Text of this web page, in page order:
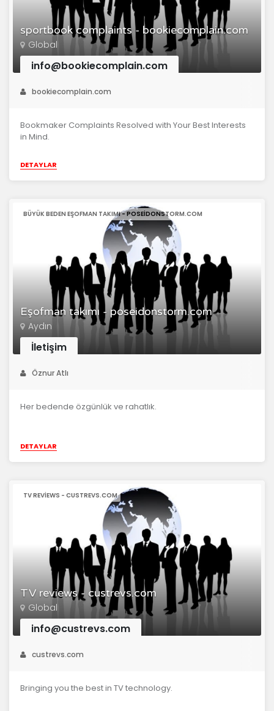
sportbook complaints - bookiecomplain.com
Global
info@bookiecomplain.com
bookiecomplain.com
Bookmaker Complaints Resolved with Your Best Interests
in Mind.
DETAYLAR
Eşofman takımı - poseidonstorm.com
BÜYÜK BEDEN EŞOFMAN TAKIMI - POSEIDONSTORM.COM
Aydın
İletişim
Öznur Atlı
Her bedende özgünlük ve rahatlık.
DETAYLAR
TV reviews - custrevs.com
TV REVIEWS - CUSTREVS.COM
Global
info@custrevs.com
custrevs.com
Bringing you the best in TV technology.